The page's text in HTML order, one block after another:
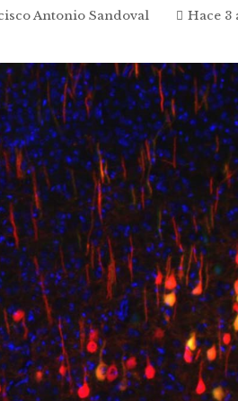
Antonio Sandoval Hace 3